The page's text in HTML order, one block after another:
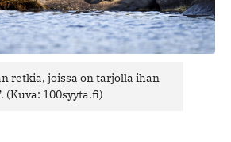
retkiä, joissa on tarjolla ihan
(Kuva: 100syyta.fi)